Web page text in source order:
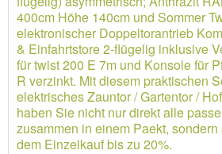
400cm Höhe 140cm und Sommer
elektronischer Doppeltorantrieb
& Einfahrtstore 2-flügelig inklusive
für twist 200 E 7m und Konsole für
R verzinkt. Mit diesem praktischen
elektrisches Zauntor / Gartentor /
haben Sie nicht nur direkt alle
zusammen in einem Paekt,
dem Einzelkauf bis zu 20%.